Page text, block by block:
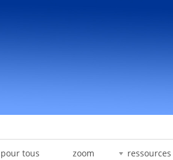
ressources
zoom
pour tous